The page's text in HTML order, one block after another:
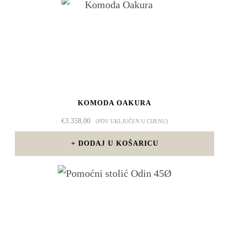
KOMODA OAKURA
€3.358,00 (PDV UKLJUČEN U CIJENU)
DODAJ U KOŠARICU